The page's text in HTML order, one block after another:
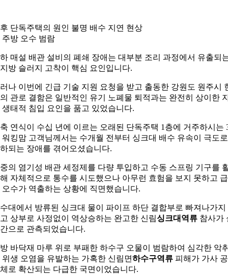
단독주택의 원인 불명 배수 지연 현상
주방 오수 범람
매설 배관 설비의 폐쇄 장애는 대부분 조리 과정에서 유출되
방 슬러지 고착이 핵심 요인입니다.
나 이번에 긴급 기술 지원 요청을 받고 출동한 강원도 원주시
관로 결함은 일반적인 유기 노폐물 퇴적과는 완전히 상이한
생태적 침입 요인을 품고 있었습니다.
연식이 수십 년에 이르는 오래된 단독주택 1층에 거주하시는
워킹맘 고객님께서는 수개월 전부터 싱크대 배수 유속이 극도로
되는 장애를 겪어오셨습니다.
의 염기성 배관 세정제를 다량 투입하고 수동 스프링 기구를
자체적으로 통수를 시도했으나 아무런 효험을 보지 못하고
오수가 역출하는 상황에 직면했습니다.
대에서 방류된 싱크대 물이 파이프 하단 결합부로 빠져나가지
상부로 사정없이 역상승하는 완고한 신림싱크대역류참사가
으로 관측되었습니다.
바닥재 마루 위로 부패한 하수구 오물이 범람하여 심각한 악
위생 오염을 유발하는 가혹한 신림면하수구역류피해가 가사
로 확산되는 다급한 국면이었습니다.